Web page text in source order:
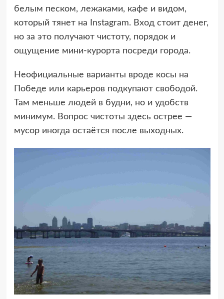
белым песком, лежаками, кафе и видом,
который тянет на Instagram. Вход стоит денег,
но за это получают чистоту, порядок и
ощущение мини-курорта посреди города.
Неофициальные варианты вроде косы на
Победе или карьеров подкупают свободой.
Там меньше людей в будни, но и удобств
минимум. Вопрос чистоты здесь острее —
мусор иногда остаётся после выходных.